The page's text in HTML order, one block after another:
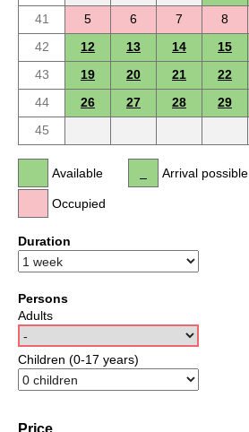
41
5 6 7 8
42
12 13 14 15
43
19 20 21 22
44
26 27 28 29
45
Available
Occupied
Arrival possible
Duration
Persons
Adults
Children (0-17 years)
Price